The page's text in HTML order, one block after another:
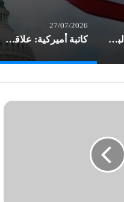
عراقجي لنظيره البريطاني: نهج لندن تجاه طهران غير لائق
27/07/2026
كاتبة أميركية: علاقة واشنطن بـ”إسرائيل” تحولت إلى التزام غير مشروط